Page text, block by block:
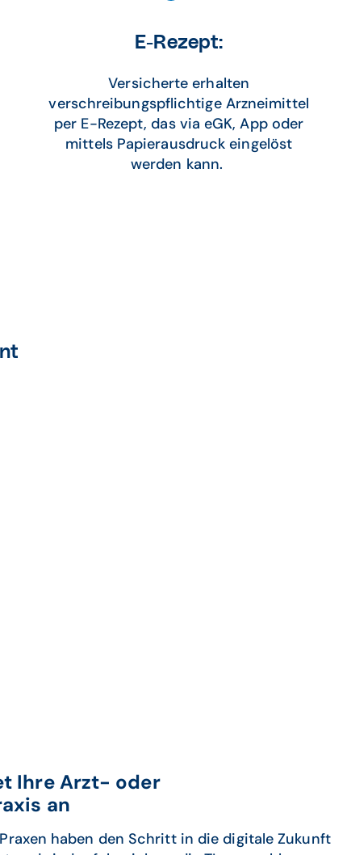
E-Rezept:
Versicherte erhalten
verschreibungspflichtige Arzneimittel
per E-Rezept, das via eGK, App oder
mittels Papierausdruck eingelöst
werden kann.
Ihre Arzt- oder
an
haben den Schritt in die digitale Zukunft